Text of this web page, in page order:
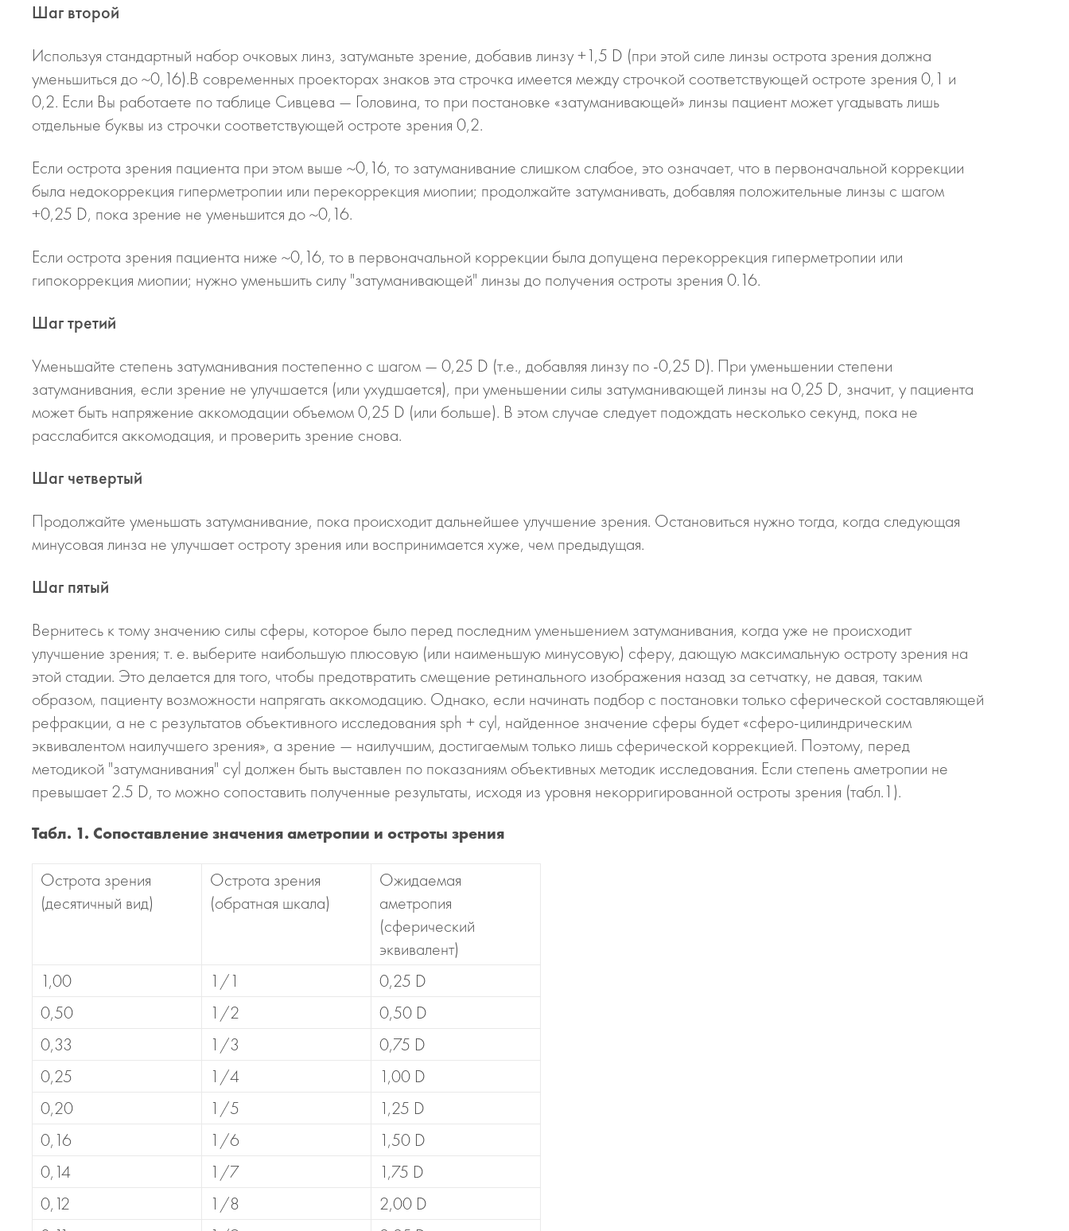
Шаг второй
Используя стандартный набор очковых линз, затуманьте зрение, добавив линзу +1,5 D (при этой силе линзы острота зрения должна
уменьшиться до ~0,16).В современных проекторах знаков эта строчка имеется между строчкой соответствующей остроте зрения 0,1 и
0,2. Если Вы работаете по таблице Сивцева — Головина, то при постановке «затуманивающей» линзы пациент может угадывать лишь
отдельные буквы из строчки соответствующей остроте зрения 0,2.
Если острота зрения пациента при этом выше ~0,16, то затуманивание слишком слабое, это означает, что в первоначальной коррекции
была недокоррекция гиперметропии или перекоррекция миопии; продолжайте затуманивать, добавляя положительные линзы с шагом
+0,25 D, пока зрение не уменьшится до ~0,16.
Если острота зрения пациента ниже ~0,16, то в первоначальной коррекции была допущена перекоррекция гиперметропии или
гипокоррекция миопии; нужно уменьшить силу "затуманивающей" линзы до получения остроты зрения 0.16.
Шаг третий
Уменьшайте степень затуманивания постепенно с шагом — 0,25 D (т.е., добавляя линзу по -0,25 D). При уменьшении степени
затуманивания, если зрение не улучшается (или ухудшается), при уменьшении силы затуманивающей линзы на 0,25 D, значит, у пациента
может быть напряжение аккомодации объемом 0,25 D (или больше). В этом случае следует подождать несколько секунд, пока не
расслабится аккомодация, и проверить зрение снова.
Шаг четвертый
Продолжайте уменьшать затуманивание, пока происходит дальнейшее улучшение зрения. Остановиться нужно тогда, когда следующая
минусовая линза не улучшает остроту зрения или воспринимается хуже, чем предыдущая.
Шаг пятый
Вернитесь к тому значению силы сферы, которое было перед последним уменьшением затуманивания, когда уже не происходит
улучшение зрения; т. е. выберите наибольшую плюсовую (или наименьшую минусовую) сферу, дающую максимальную остроту зрения на
этой стадии. Это делается для того, чтобы предотвратить смещение ретинального изображения назад за сетчатку, не давая, таким
образом, пациенту возможности напрягать аккомодацию. Однако, если начинать подбор с постановки только сферической составляющей
рефракции, а не с результатов объективного исследования sph + cyl, найденное значение сферы будет «сферо-цилиндрическим
эквивалентом наилучшего зрения», а зрение — наилучшим, достигаемым только лишь сферической коррекцией. Поэтому, перед
методикой "затуманивания" cyl должен быть выставлен по показаниям объективных методик исследования. Если степень аметропии не
превышает 2.5 D, то можно сопоставить полученные результаты, исходя из уровня некорригированной остроты зрения (табл.1).
Табл. 1. Сопоставление значения аметропии и остроты зрения
Острота зрения
(десятичный вид)
Острота зрения
(обратная шкала)
Ожидаемая
аметропия
(сферический
эквивалент)
1,00
1/1
0,25 D
0,50
1/2
0,50 D
0,33
1/3
0,75 D
0,25
1/4
1,00 D
0,20
1/5
1,25 D
0,16
1/6
1,50 D
0,14
1/7
1,75 D
0,12
1/8
2,00 D